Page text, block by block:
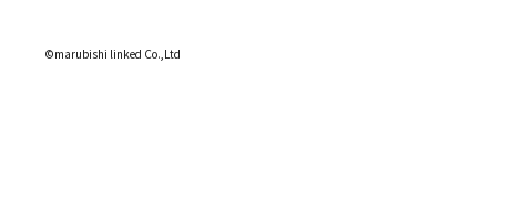
©marubishi linked Co.,Ltd